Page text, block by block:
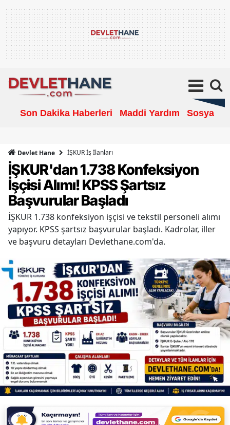
Son Dakika Haberleri Maddi Yardım Sosyal
Devlet Hane İŞKUR İş İlanları
İŞKUR'dan 1.738 Konfeksiyon
İşçisi Alımı! KPSS Şartsız
Başvurular Başladı
İŞKUR 1.738 konfeksiyon işçisi ve tekstil personeli alımı
yapıyor. KPSS şartsız başvurular başladı. Kadrolar, iller
ve başvuru detayları Devlethane.com'da.